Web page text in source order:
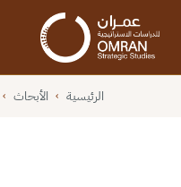
الرئيسية › الأبحاث ›